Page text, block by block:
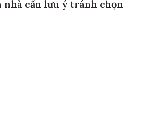
nhà cần lưu ý tránh chọn